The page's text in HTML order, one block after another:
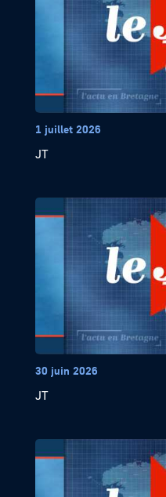
1 juillet 2026
JT
30 juin 2026
JT